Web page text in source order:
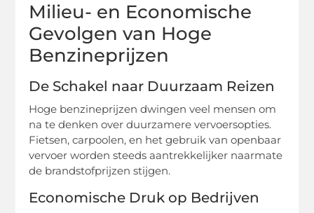
Milieu- en Economische
Gevolgen van Hoge
Benzineprijzen
De Schakel naar Duurzaam Reizen
Hoge benzineprijzen dwingen veel mensen om
na te denken over duurzamere vervoersopties.
Fietsen, carpoolen, en het gebruik van openbaar
vervoer worden steeds aantrekkelijker naarmate
de brandstofprijzen stijgen.
Economische Druk op Bedrijven